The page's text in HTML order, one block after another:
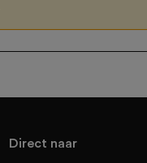
Direct naar